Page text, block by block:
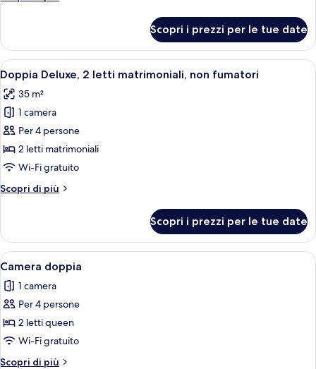
letto
ai
disabili
Deluxe,
letto
queen,
accessibile
ai
Scopri i prezzi per le tue date
Apri
tutte
le
foto
per
Doppia
Deluxe,
letti
fumatori
Una camera d'albergo con un letto
5
Doppia Deluxe, 2 letti matrimoniali, non fumatori
35 m²
1 camera
Per 4 persone
2 letti matrimoniali
Wi-Fi gratuito
Scopri di più
Altri
Deluxe,
letti
matrimoniali,
non
fumatori
Scopri i prezzi per le tue date
Apri
tutte
le
foto
per
Camera
doppia
Biancheria da letto ipoallergenica,
5
Camera doppia
1 camera
Per 4 persone
2 letti queen
Wi-Fi gratuito
Scopri di più
Altri